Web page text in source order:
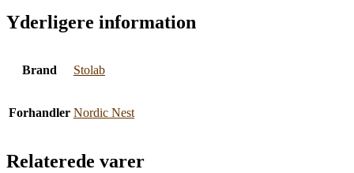
Yderligere information
Brand Stolab
Forhandler Nordic Nest
Relaterede varer